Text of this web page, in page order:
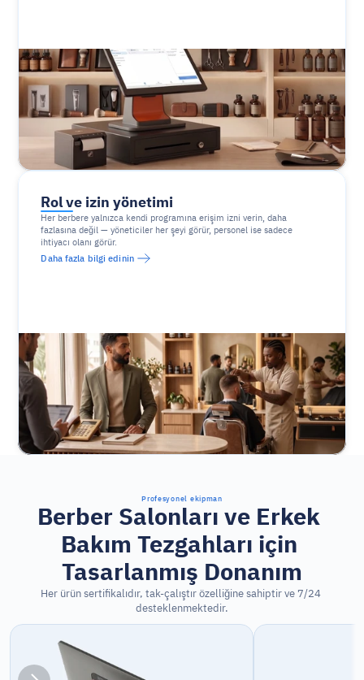
Rol ve izin yönetimi
Her berbere yalnızca kendi programına erişim izni verin, daha
fazlasına değil — yöneticiler her şeyi görür, personel ise sadece
ihtiyacı olanı görür.
Daha fazla bilgi edinin
Profesyonel ekipman
Berber Salonları ve Erkek
Bakım Tezgahları için
Tasarlanmış Donanım
Her ürün sertifikalıdır, tak-çalıştır özelliğine sahiptir ve 7/24
desteklenmektedir.